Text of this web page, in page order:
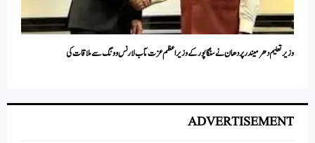
وزیرتعلیم دھرمیندر پردھان نے سنگاپور کے وزیر اعظم عزت مآب لارنس وونگ سے ملاقات کی
ADVERTISEMENT